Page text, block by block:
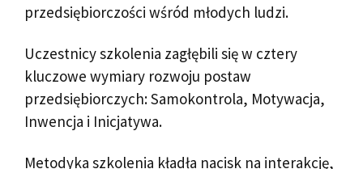
przedsiębiorczości wśród młodych ludzi.
Uczestnicy szkolenia zagłębili się w cztery
kluczowe wymiary rozwoju postaw
przedsiębiorczych: Samokontrola, Motywacja,
Inwencja i Inicjatywa.
Metodyka szkolenia kładła nacisk na interakcję,